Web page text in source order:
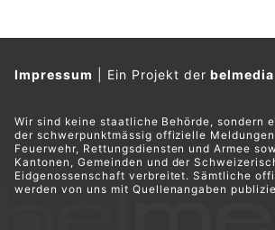
Impressum Ein Projekt derbelmedia
Wir sind keine staatliche Behörde, sondern
der schwerpunktmässig offizielle Meldungen
Feuerwehr, Rettungsdiensten und Armee
Kantonen, Gemeinden und der
Eidgenossenschaft verbreitet. Sämtliche
werden von uns mit Quellenangaben